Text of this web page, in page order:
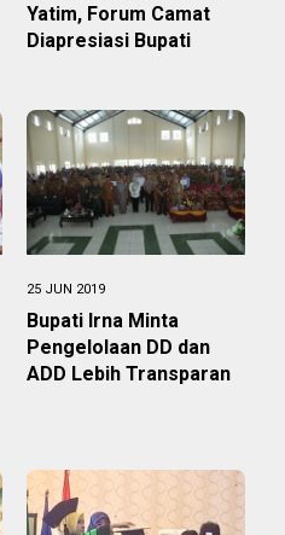
Yatim, Forum Camat
Diapresiasi Bupati
25 JUN 2019
Bupati Irna Minta
Pengelolaan DD dan
ADD Lebih Transparan